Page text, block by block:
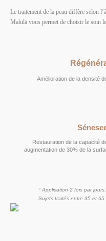
Le traitement de la peau diffère selon
Mahilā vous permet de choisir le soin
Amélioration de la densité
Restauration de la capacité
augmentation de 30% de la
° Application 2 fois par jours.
Sujets traités entre 35 et 65